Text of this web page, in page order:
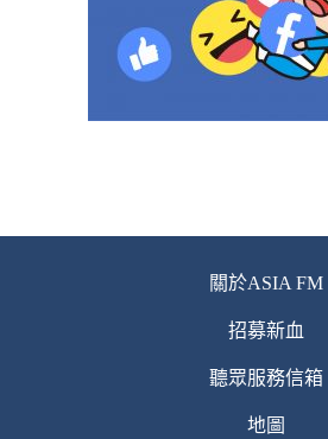
關於ASIA FM
招募新血
聽眾服務信箱
地圖